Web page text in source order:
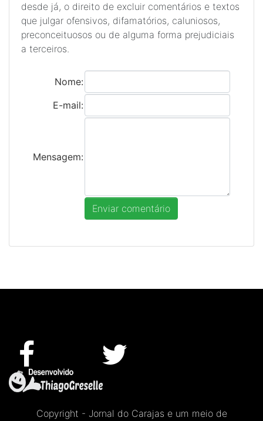
desde já, o direito de excluir comentários e textos
que julgar ofensivos, difamatórios, caluniosos,
preconceituosos ou de alguma forma prejudiciais
a terceiros.
Nome:
E-mail:
Mensagem:
Copyright - Jornal do Carajas e um meio de